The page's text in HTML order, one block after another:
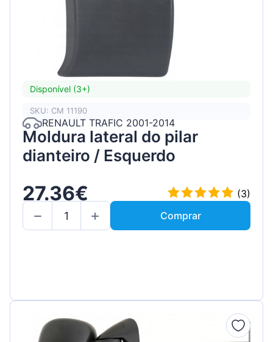
Disponível (3+)
SKU: CM 11190
RENAULT TRAFIC 2001-2014
Moldura lateral do pilar
dianteiro / Esquerdo
27.36€
(3)
Comprar